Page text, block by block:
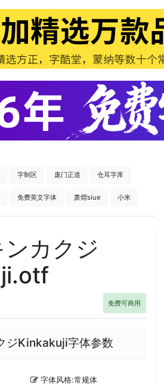
字制区 庞门正道 仓耳字库
免费英文字体 萧熠siue 小米
カクジ
免费可商用
ジKinkakuji字体参数
字体风格:常规体